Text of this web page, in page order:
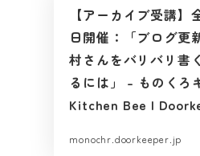
【アーカイブ受講】
日開催：「ブログ更
村さんをバリバリ書
るには」 – ものくろ
Kitchen Bee |
monochr.doorkeeper.jp